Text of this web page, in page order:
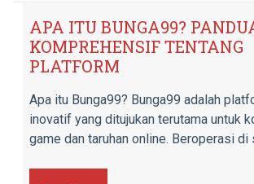
APA ITU BUNGA99?
KOMPREHENSIF TENTANG
PLATFORM
Apa itu Bunga99? Bunga99 adalah
inovatif yang ditujukan terutama untuk
game dan taruhan online. Beroperasi di